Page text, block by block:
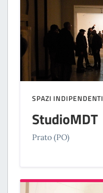
SPAZI INDIPENDENTI
StudioMDT
Prato (PO)